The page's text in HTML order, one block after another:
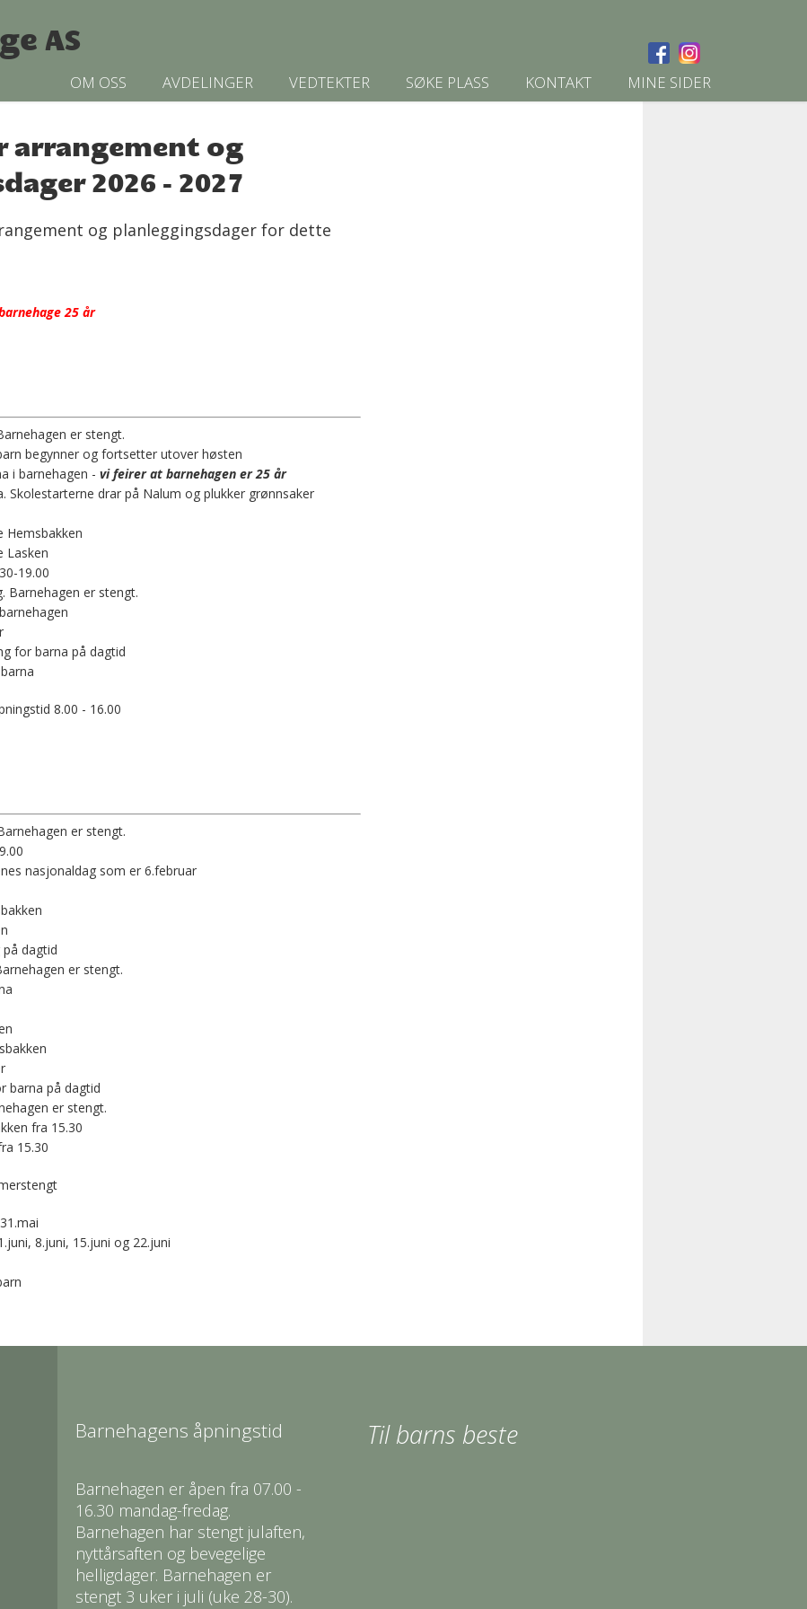
AS
OM OSS AVDELINGER VEDTEKTER SØKE PLASS KONTAKT MINE SIDER
arrangement og
2026 - 2027
og planleggingsdager for dette
25 år
er stengt.
begynner og fortsetter utover høsten
i barnehagen - vi feirer at barnehagen er 25 år
Skolestarterne drar på Nalum og plukker grønnsaker
Hemsbakken
Lasken
19.00
Barnehagen er stengt.
for barna på dagtid
8.00 - 16.00
er stengt.
nasjonaldag som er 6.februar
dagtid
er stengt.
barna på dagtid
er stengt.
fra 15.30
15.30
8.juni, 15.juni og 22.juni
Barnehagens åpningstid
Barnehagen er åpen fra 07.00 -
16.30 mandag-fredag.
Barnehagen har stengt julaften,
nyttårsaften og bevegelige
helligdager. Barnehagen er
stengt 3 uker i juli (uke 28-30).
Til barns beste